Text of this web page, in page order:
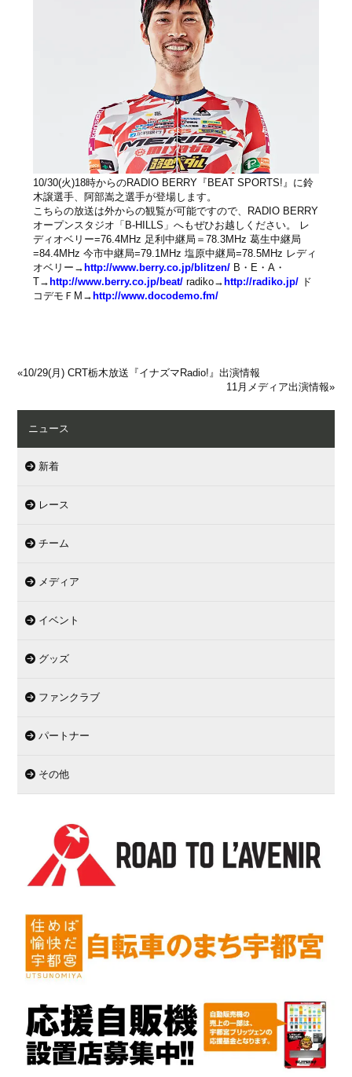
10/30(火)18時からのRADIO BERRY『BEAT SPORTS!』に鈴
木譲選手、阿部嵩之選手が登場します。
こちらの放送は外からの観覧が可能ですので、RADIO BERRY
オープンスタジオ「B-HILLS」へもぜひお越しください。 レ
ディオベリー=76.4MHz 足利中継局＝78.3MHz 葛生中継局
=84.4MHz 今市中継局=79.1MHz 塩原中継局=78.5MHz レディ
オベリー→ http://www.berry.co.jp/blitzen/ B・E・A・
T→ http://www.berry.co.jp/beat/ radiko→ http://radiko.jp/ ド
コデモＦM→ http://www.docodemo.fm/
«10/29(月) CRT栃木放送『イナズマRadio!』出演情報
11月メディア出演情報»
ニュース
新着
レース
チーム
メディア
イベント
グッズ
ファンクラブ
パートナー
その他